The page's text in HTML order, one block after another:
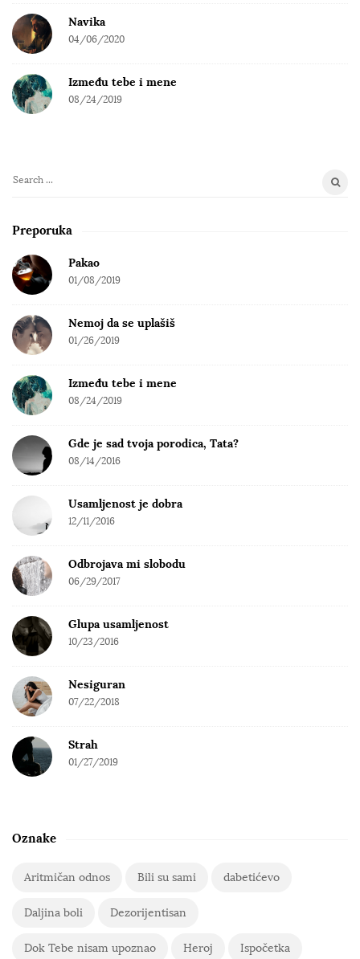
Navika
04/06/2020
Između tebe i mene
08/24/2019
S
a
c
h
r
Preporuka
Pakao
01/08/2019
Nemoj da se uplašiš
01/26/2019
Između tebe i mene
08/24/2019
Gde je sad tvoja porodica, Tata?
08/14/2016
Usamljenost je dobra
12/11/2016
Odbrojava mi slobodu
06/29/2017
Glupa usamljenost
10/23/2016
Nesiguran
07/22/2018
Strah
01/27/2019
Oznake
Aritmičan odnos Bili su sami dabetićevo
Daljina boli Dezorijentisan
Dok Tebe nisam upoznao Heroj Ispočetka